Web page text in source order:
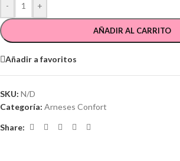
- +
AÑADIR AL CARRITO
Añadir a favoritos
SKU: N/D
Categoría: Arneses Confort
Share: